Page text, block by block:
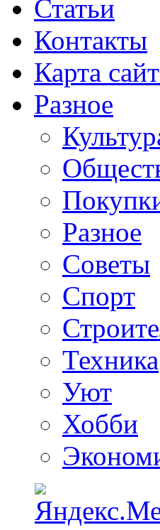
Статьи
Контакты
Карта
Разное
Разное
Советы
Спорт
Техника
Уют
Хобби